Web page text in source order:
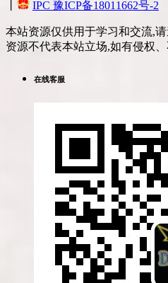
IPC 豫ICP备18011662号-2
本站资源仅供用于学习和交流,
资源不代表本站立场,如有侵权
在线客服